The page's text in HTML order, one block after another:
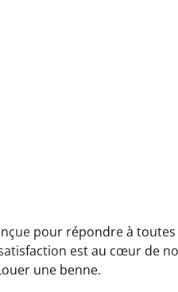
pour répondre à toutes
est au cœur de
une benne.